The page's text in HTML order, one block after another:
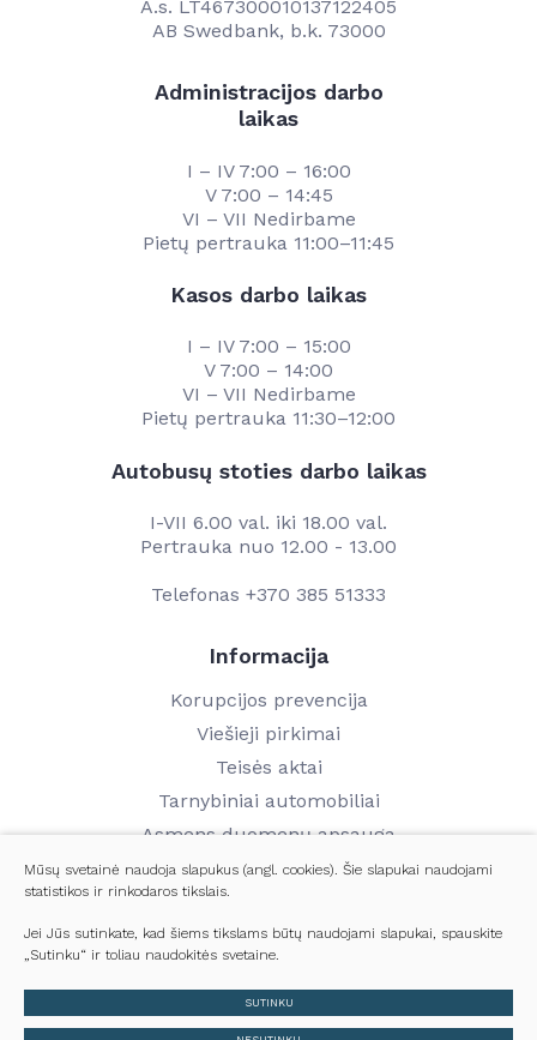
A.s. LT467300010137122405
AB Swedbank, b.k. 73000
Administracijos darbo
laikas
I – IV 7:00 – 16:00
V 7:00 – 14:45
VI – VII Nedirbame
Pietų pertrauka 11:00–11:45
Kasos darbo laikas
I – IV 7:00 – 15:00
V 7:00 – 14:00
VI – VII Nedirbame
Pietų pertrauka 11:30–12:00
Autobusų stoties darbo laikas
I-VII 6.00 val. iki 18.00 val.
Pertrauka nuo 12.00 - 13.00
Telefonas +370 385 51333
Informacija
Korupcijos prevencija
Viešieji pirkimai
Teisės aktai
Tarnybiniai automobiliai
Asmens duomenų apsauga
Finansinių ataskaitų rinkiniai
Darbo užmokestis
Kontaktai
© 2024 Visos teisės saugomos
Slapukų parinktys
Mūsų svetainė naudoja slapukus (angl. cookies). Šie slapukai naudojami
statistikos ir rinkodaros tikslais.
Jei Jūs sutinkate, kad šiems tikslams būtų naudojami slapukai, spauskite
„Sutinku“ ir toliau naudokitės svetaine.
SUTINKU